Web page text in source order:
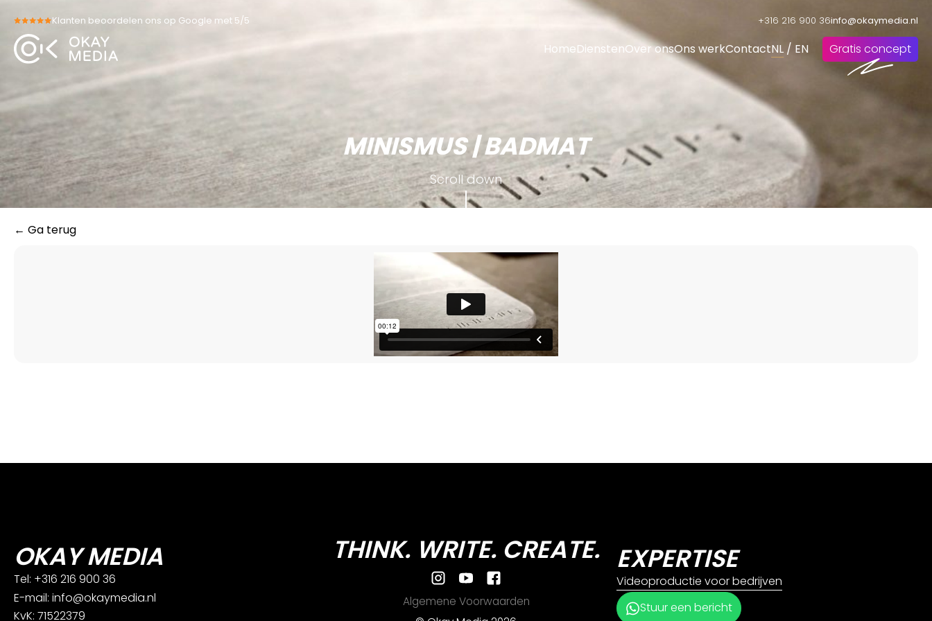
content
Klanten beoordelen ons op Google met 5/5 +316 216 900 36info@okaymedia.nl
HomeDienstenOver onsOns werkContactNL/ EN Gratis concept
MINISMUS | BADMAT
Scroll down
← Ga terug
OKAY MEDIA
Tel: +316 216 900 36
E-mail: info@okaymedia.nl
KvK: 71522379
THINK. WRITE. CREATE.
Algemene Voorwaarden
EXPERTISE
Videoproductie voor bedrijven
Stuur een bericht